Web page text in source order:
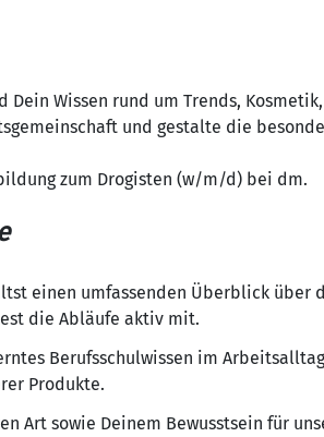
Dein Wissen rund um Trends,
und gestalte die
zum Drogisten (w/m/d) bei dm.
einen umfassenden Überblick über
die Abläufe aktiv mit.
Berufsschulwissen im
Produkte.
Art sowie Deinem Bewusstsein für